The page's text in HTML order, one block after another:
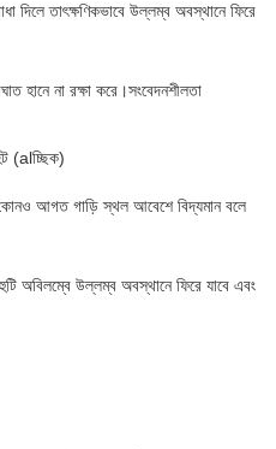
দিলে তাৎক্ষণিকভাবে উল্লম্ব অবস্থানে ফিরে
হানে না রক্ষা করে।সংবেদনশীলতা
(alচ্ছিক)
কোনও আগত গাড়ি স্থল আবেশে বিদ্যমান বলে
অবিলম্বে উল্লম্ব অবস্থানে ফিরে যাবে এবং